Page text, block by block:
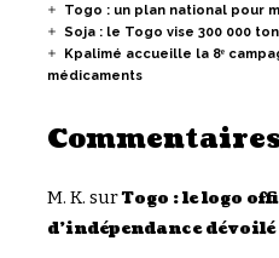
Togo : un plan national pour
Soja : le Togo vise 300 000
Kpalimé accueille la 8ᵉ
médicaments
M. K. surTogo : le logo
d’indépendance dévoilé